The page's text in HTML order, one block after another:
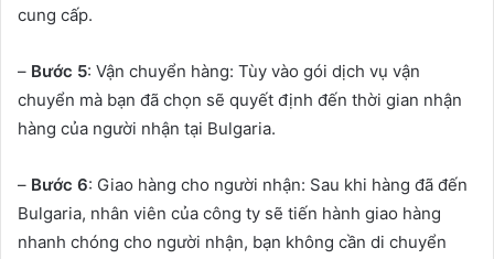
cung cấp.
– Bước 5: Vận chuyển hàng: Tùy vào gói dịch vụ vận
chuyển mà bạn đã chọn sẽ quyết định đến thời gian nhận
hàng của người nhận tại Bulgaria.
– Bước 6: Giao hàng cho người nhận: Sau khi hàng đã đến
Bulgaria, nhân viên của công ty sẽ tiến hành giao hàng
nhanh chóng cho người nhận, bạn không cần di chuyển